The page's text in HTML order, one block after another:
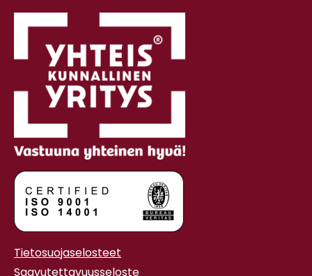
Tietosuojaselosteet
Saavutettavuusseloste